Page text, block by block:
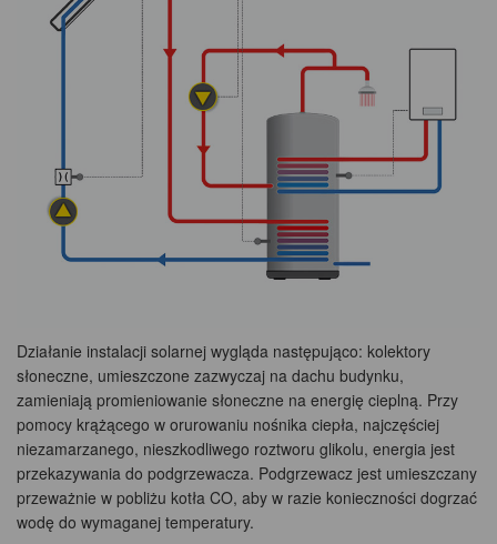
Działanie instalacji solarnej wygląda następująco: kolektory
słoneczne, umieszczone zazwyczaj na dachu budynku,
zamieniają promieniowanie słoneczne na energię cieplną. Przy
pomocy krążącego w orurowaniu nośnika ciepła, najczęściej
niezamarzanego, nieszkodliwego roztworu glikolu, energia jest
przekazywania do podgrzewacza. Podgrzewacz jest umieszczany
przeważnie w pobliżu kotła CO, aby w razie konieczności dogrzać
wodę do wymaganej temperatury.